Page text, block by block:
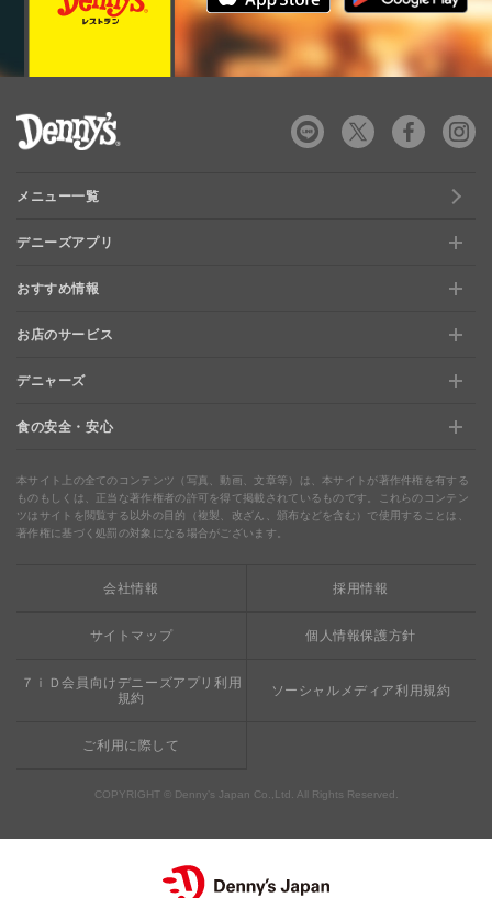
メニュー一覧
デニーズアプリ
新規登録、移行方法について
特典と交換できる！「デニーズポイント」
ステージアップでさらにお得！「ぷに」
最新情報をチェック
おすすめ情報
おすすめ情報
【店舗限定】ドキドキくじ
夏のデニーズめぐり
ウェルネス
完全メシ
お店のサービス
お店のサービス
地域の使える商品券&子育て支援サービス
ブルーシーフード
ドリンクバー1杯お持ち帰り
デニャーズ
デニャーズ
わくわくファイル
デニャーズまんが
食の安全・安心
食の安全・安心
食の安全・安心への取り組み
本サイト上の全てのコンテンツ（写真、動画、文章等）は、本サイトが著作件権を有する
ものもしくは、正当な著作権者の許可を得て掲載されているものです。これらのコンテン
ツはサイトを閲覧する以外の目的（複製、改ざん、頒布などを含む）で使用することは、
著作権に基づく処罰の対象になる場合がございます。
会社情報 採用情報
サイトマップ 個人情報保護方針
７ｉＤ会員向けデニーズアプリ利用
規約
ソーシャルメディア利用規約
ご利用に際して
COPYRIGHT © Denny’s Japan Co.,Ltd. All Rights Reserved.